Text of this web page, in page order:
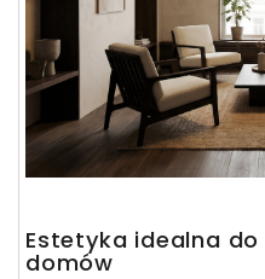
Estetyka idealna
domów